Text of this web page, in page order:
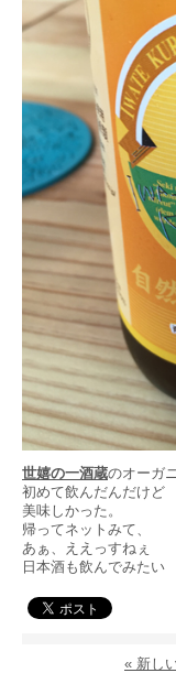
世嬉の一酒蔵のオーガ
初めて飲んだんだけど
美味しかった。
帰ってネットみて、
あぁ、ええっすねぇ
日本酒も飲んでみたい
« 新し